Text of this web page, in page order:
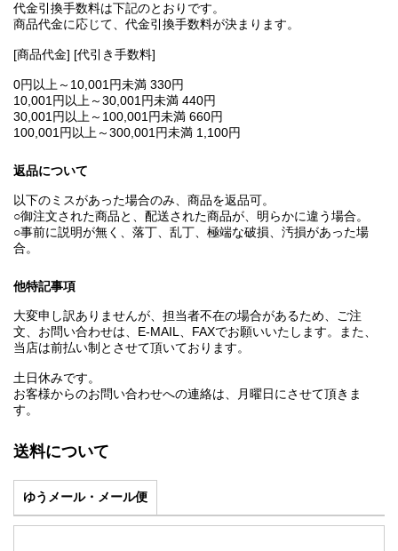
代金引換手数料は下記のとおりです。
商品代金に応じて、代金引換手数料が決まります。
[商品代金] [代引き手数料]
0円以上～10,001円未満 330円
10,001円以上～30,001円未満 440円
30,001円以上～100,001円未満 660円
100,001円以上～300,001円未満 1,100円
返品について
以下のミスがあった場合のみ、商品を返品可。
○御注文された商品と、配送された商品が、明らかに違う場合。
○事前に説明が無く、落丁、乱丁、極端な破損、汚損があった場
合。
他特記事項
大変申し訳ありませんが、担当者不在の場合があるため、ご注
文、お問い合わせは、E‐MAIL、FAXでお願いいたします。また、
当店は前払い制とさせて頂いております。
土日休みです。
お客様からのお問い合わせへの連絡は、月曜日にさせて頂きま
す。
送料について
ゆうメール・メール便